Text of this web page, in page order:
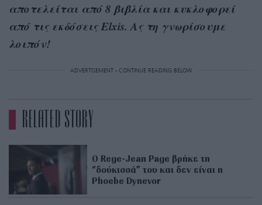
αποτελείται από 8 βιβλία και κυκλοφορεί
από τις εκδόσεις Elxis. Ας τη γνωρίσουμε
λοιπόν!
ADVERTISEMENT - CONTINUE READING BELOW
RELATED STORY
Ο Rege-Jean Page βρήκε τη
“δούκισσά” του και δεν είναι η
Phoebe Dynevor